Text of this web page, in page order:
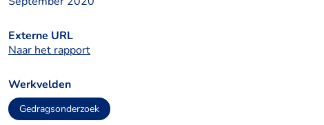
Externe URL
Naar het rapport
Werkvelden
Gedragsonderzoek